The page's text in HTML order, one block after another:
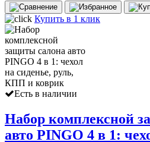
Купить в 1 клик
Есть в наличии
Набор комплексной
авто PINGO 4 в 1: